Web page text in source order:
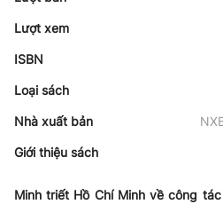
Lượt xem
ISBN
Loại sách
Nhà xuất bản
Giới thiệu sách
Minh triết Hồ Chí Minh về công